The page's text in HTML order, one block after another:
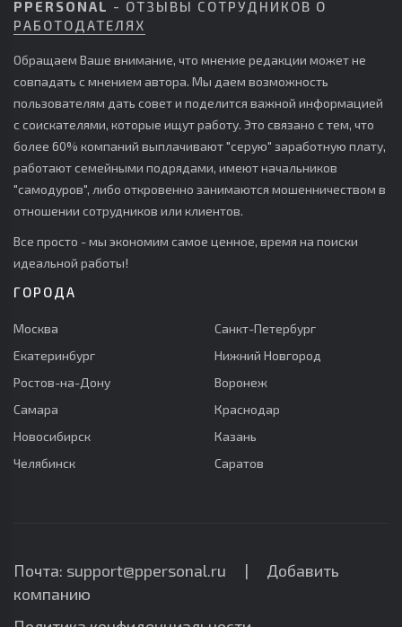
PPERSONAL - ОТЗЫВЫ СОТРУДНИКОВ О
РАБОТОДАТЕЛЯХ
Обращаем Ваше внимание, что мнение редакции может не
совпадать с мнением автора. Мы даем возможность
пользователям дать совет и поделится важной информацией
с соискателями, которые ищут работу. Это связано с тем, что
более 60% компаний выплачивают "серую" заработную плату,
работают семейными подрядами, имеют начальников
"самодуров", либо откровенно занимаются мошенничеством в
отношении сотрудников или клиентов.
Все просто - мы экономим самое ценное, время на поиски
идеальной работы!
ГОРОДА
Москва
Санкт-Петербург
Екатеринбург
Нижний Новгород
Ростов-на-Дону
Воронеж
Самара
Краснодар
Новосибирск
Казань
Челябинск
Саратов
Почта: support@ppersonal.ru | Добавить
компанию